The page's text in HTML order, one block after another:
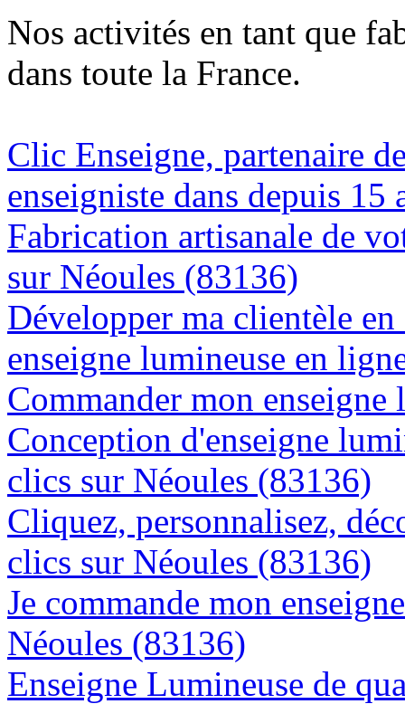
Nos activités en tant que
dans toute la France.
Clic Enseigne, partenaire
enseigniste dans depuis 15
Fabrication artisanale de
sur Néoules (83136)
Développer ma clientèle
enseigne lumineuse en
Commander mon
Conception d'enseigne
clics sur Néoules (83136)
Cliquez, personnalisez,
clics sur Néoules (83136)
Je commande mon
Néoules (83136)
Enseigne Lumineuse de